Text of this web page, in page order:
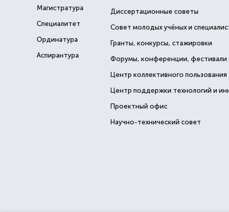
Магистратура
Специалитет
Ординатура
Аспирантура
Диссертационные советы
Совет молодых учёных и
Гранты, конкурсы, стажировки
Форумы, конференции, фестивали
Центр коллективного пользования
Центр поддержки технологий и
Проектный офис
Научно-технический совет